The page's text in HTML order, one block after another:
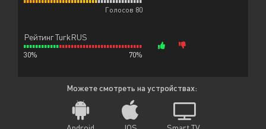
Голосов 80
Рейтинг TurkRUS
30% 70%
Можете смотреть на устройствах: